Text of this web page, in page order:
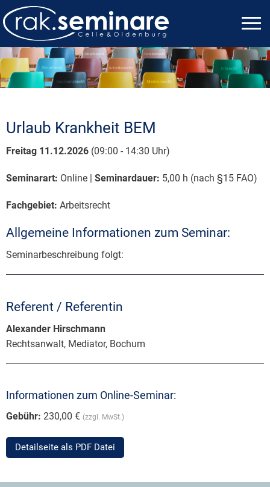
Urlaub Krankheit BEM
Freitag 11.12.2026 (09:00 - 14:30 Uhr)
Seminarart: Online | Seminardauer: 5,00 h (nach §15 FAO)
Fachgebiet: Arbeitsrecht
Allgemeine Informationen zum Seminar:
Seminarbeschreibung folgt:
Referent / Referentin
Alexander Hirschmann
Rechtsanwalt, Mediator, Bochum
Informationen zum Online-Seminar:
Gebühr: 230,00 € (zzgl. MwSt.)
Detailseite als PDF Datei